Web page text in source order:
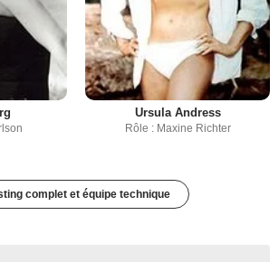
Ursula Andress
Rôle : Maxine Richter
complet et équipe technique